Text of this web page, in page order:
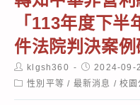
「113年度下
件法院判決案
Post
author:
klgsh360
Post
published:
2024-09-
Post性別平等 / 最新消息 / 校園